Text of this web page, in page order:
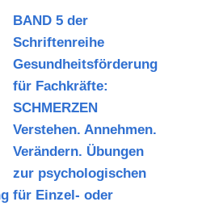
BAND 5 der
Schriftenreihe
Gesundheitsförderung
für Fachkräfte:
SCHMERZEN
Verstehen. Annehmen.
Verändern. Übungen
zur psychologischen
für Einzel- oder